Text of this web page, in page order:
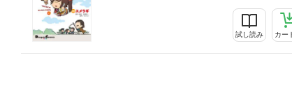
試し読み カー